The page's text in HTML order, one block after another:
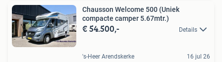
Chausson Welcome 500 (Uniek
compacte camper 5.67mtr.)
€ 54.500,- Details
's-Heer Arendskerke 16 jul 26